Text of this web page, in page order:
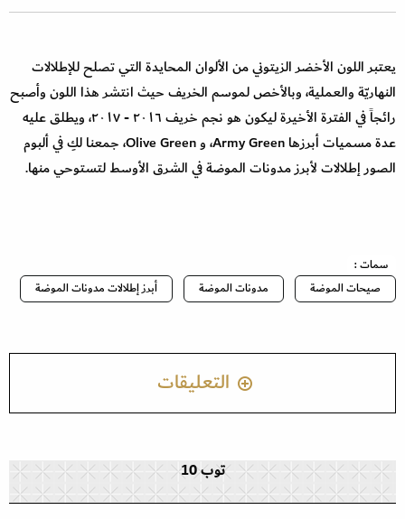
يعتبر اللون الأخضر الزيتوني من الألوان المحايدة التي تصلح للإطلالات
النهاريّة والعملية، وبالأخص لموسم الخريف حيث انتشر هذا اللون وأصبح
رائجاً في الفترة الأخيرة ليكون هو نجم خريف ٢٠١٦ - ٢٠١٧، ويطلق عليه
عدة مسميات أبرزها Army Green، و Olive Green، جمعنا لكِ في ألبوم
الصور إطلالات لأبرز مدونات الموضة في الشرق الأوسط لتستوحي منها.
سمات :
صيحات الموضة
مدونات الموضة أبرز إطلالات مدونات الموضة
التعليقات
توب 10